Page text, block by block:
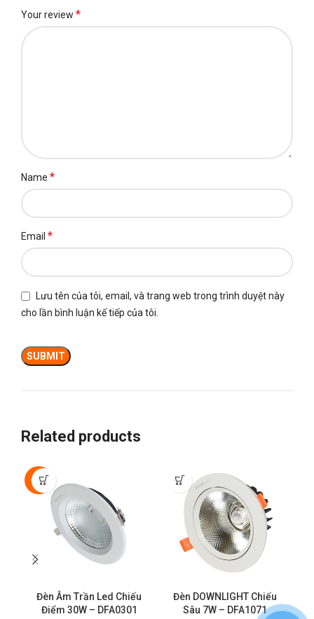
Your review *
Name *
Email *
Lưu tên của tôi, email, và trang web trong trình duyệt này
cho lần bình luận kế tiếp của tôi.
Related products
-50%
Đèn Âm Trần Led Chiếu
Điểm 30W – DFA0301
Đèn DOWNLIGHT Chiếu
Sâu 7W – DFA1071